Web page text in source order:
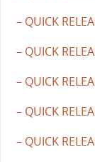
– QUICK
– QUICK
– QUICK
– QUICK
– QUICK